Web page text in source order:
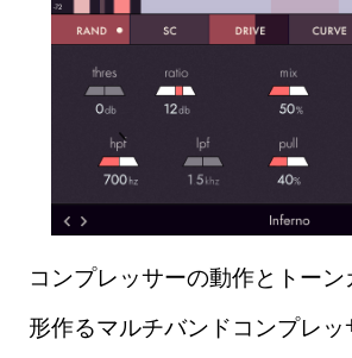
コンプレッサーの動作とトー
形作るマルチバンドコンプレ